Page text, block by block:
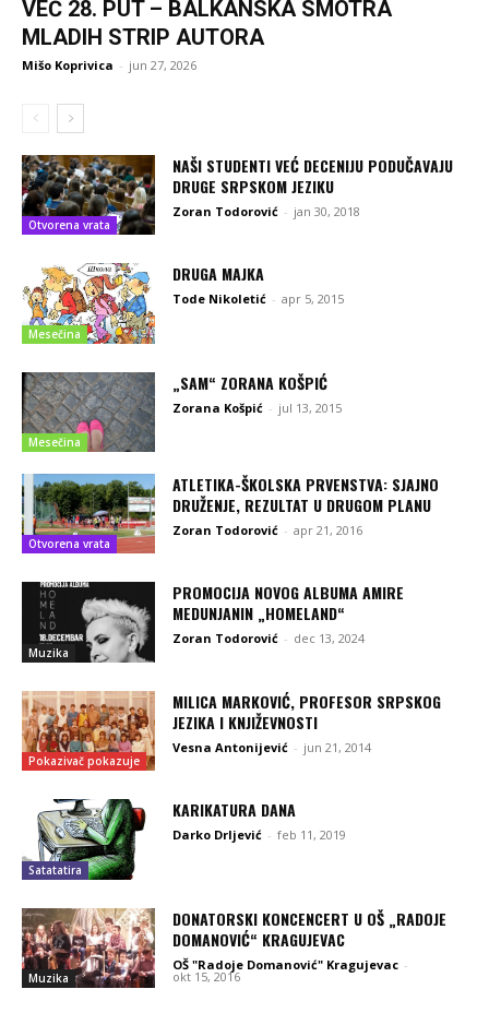
VEĆ 28. PUT – BALKANSKA SMOTRA
MLADIH STRIP AUTORA
Mišo Koprivica - jun 27, 2026
Otvorena vrata
NAŠI STUDENTI VEĆ DECENIJU PODUČAVAJU
DRUGE SRPSKOM JEZIKU
Zoran Todorović - jan 30, 2018
Mesečina
DRUGA MAJKA
Tode Nikoletić - apr 5, 2015
Mesečina
„SAM“ ZORANA KOŠPIĆ
Zorana Košpić - jul 13, 2015
Otvorena vrata
ATLETIKA-ŠKOLSKA PRVENSTVA: SJAJNO
DRUŽENJE, REZULTAT U DRUGOM PLANU
Zoran Todorović - apr 21, 2016
Muzika
PROMOCIJA NOVOG ALBUMA AMIRE
MEDUNJANIN „HOMELAND“
Zoran Todorović - dec 13, 2024
Pokazivač pokazuje
MILICA MARKOVIĆ, PROFESOR SRPSKOG
JEZIKA I KNJIŽEVNOSTI
Vesna Antonijević - jun 21, 2014
Satatatira
KARIKATURA DANA
Darko Drljević - feb 11, 2019
Muzika
DONATORSKI KONCENCERT U OŠ „RADOJE
DOMANOVIĆ“ KRAGUJEVAC
OŠ "Radoje Domanović" Kragujevac -
okt 15, 2016